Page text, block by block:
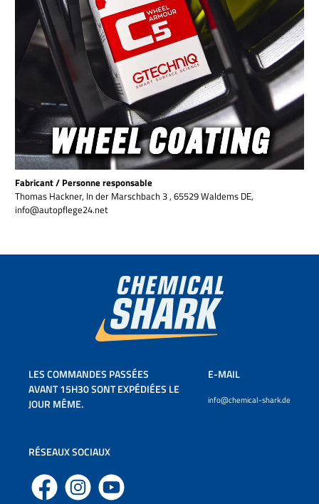
Fabricant / Personne responsable
Thomas Hackner, In der Marschbach 3 , 65529 Waldems DE,
info@autopflege24.net
LES COMMANDES PASSÉES
AVANT 15H30 SONT EXPÉDIÉES LE
JOUR MÊME.
E-MAIL
info@chemical-shark.de
RÉSEAUX SOCIAUX
Facebook Instagram YouTube